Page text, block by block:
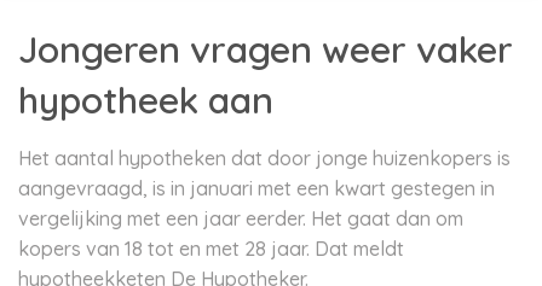
Jongeren vragen weer vaker
hypotheek aan
Het aantal hypotheken dat door jonge huizenkopers is
aangevraagd, is in januari met een kwart gestegen in
vergelijking met een jaar eerder. Het gaat dan om
kopers van 18 tot en met 28 jaar. Dat meldt
hypotheekketen De Hypotheker.